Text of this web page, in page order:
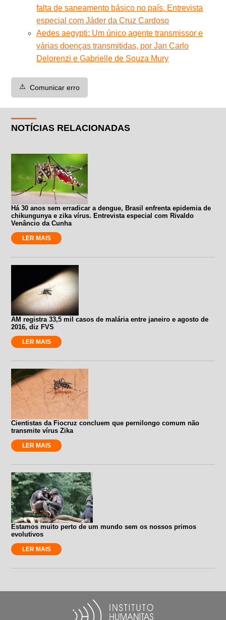
falta de saneamento básico no país. Entrevista
especial com Jáder da Cruz Cardoso
Aedes aegypti: Um único agente transmissor e
várias doenças transmitidas, por Jan Carlo
Delorenzi e Gabrielle de Souza Mury
⚠️ Comunicar erro
NOTÍCIAS RELACIONADAS
Há 30 anos sem erradicar a dengue, Brasil enfrenta epidemia de
chikungunya e zika vírus. Entrevista especial com Rivaldo
Venâncio da Cunha
LER MAIS
AM registra 33,5 mil casos de malária entre janeiro e agosto de
2016, diz FVS
LER MAIS
Cientistas da Fiocruz concluem que pernilongo comum não
transmite vírus Zika
LER MAIS
Estamos muito perto de um mundo sem os nossos primos
evolutivos
LER MAIS